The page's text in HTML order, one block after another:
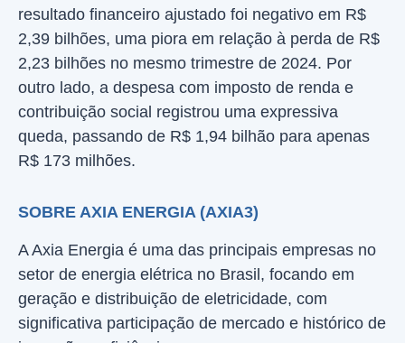
resultado financeiro ajustado foi negativo em R$
2,39 bilhões, uma piora em relação à perda de R$
2,23 bilhões no mesmo trimestre de 2024. Por
outro lado, a despesa com imposto de renda e
contribuição social registrou uma expressiva
queda, passando de R$ 1,94 bilhão para apenas
R$ 173 milhões.
SOBRE AXIA ENERGIA (AXIA3)
A Axia Energia é uma das principais empresas no
setor de energia elétrica no Brasil, focando em
geração e distribuição de eletricidade, com
significativa participação de mercado e histórico de